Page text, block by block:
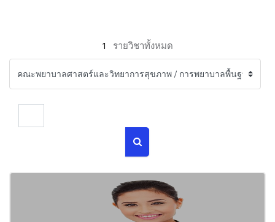
1 รายวิชาทั้งหมด